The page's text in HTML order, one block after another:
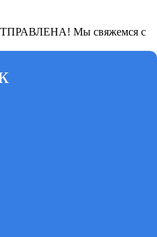
Мы свяжемся с